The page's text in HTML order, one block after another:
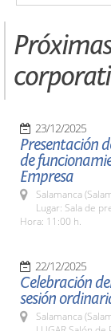
23/12/2025
Presentación
de
Empresa
Salamanca
Lugar: Sala de
Hora: 11:00 h.
22/12/2025
Celebración
sesión
Salamanca